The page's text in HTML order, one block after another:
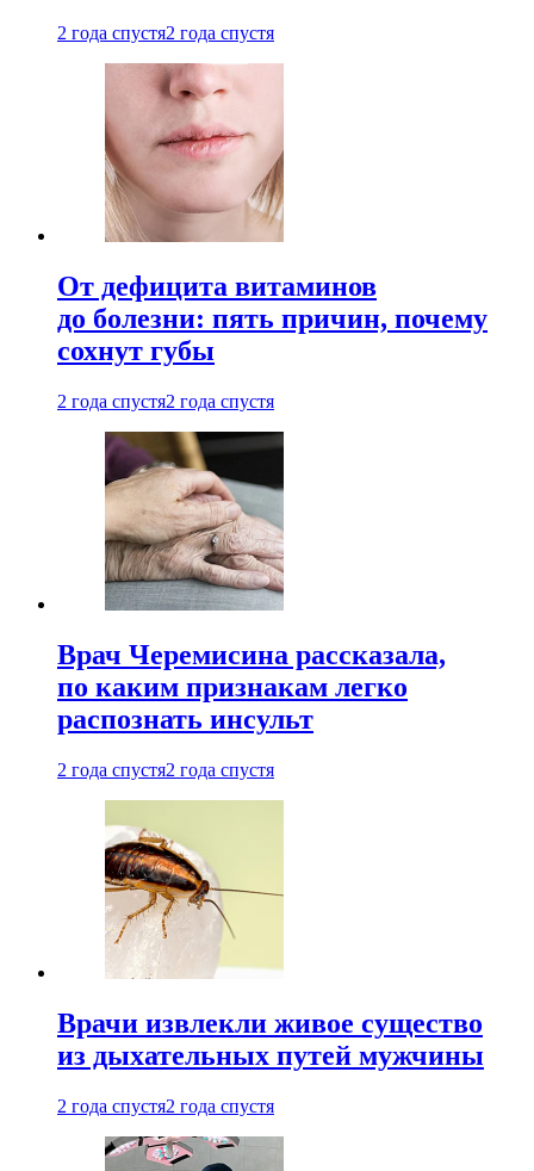
2 года спустя2 года спустя
От дефицита витаминов
до болезни: пять причин, почему
сохнут губы
2 года спустя2 года спустя
Врач Черемисина рассказала,
по каким признакам легко
распознать инсульт
2 года спустя2 года спустя
Врачи извлекли живое существо
из дыхательных путей мужчины
2 года спустя2 года спустя